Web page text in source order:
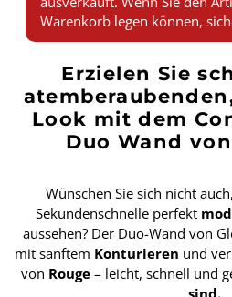
Warenkorb legen können,
Erzielen Sie
Look mit dem
Duo Wand
Wünschen Sie sich nicht
Sekundenschnelle perfekt
aussehen? Der Duo-Wand von
mit sanftem Konturieren und
von Rouge – leicht, schnell und
sind.